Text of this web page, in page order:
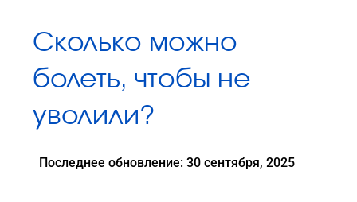
Сколько можно
болеть, чтобы не
уволили?
Последнее обновление: 30 сентября, 2025